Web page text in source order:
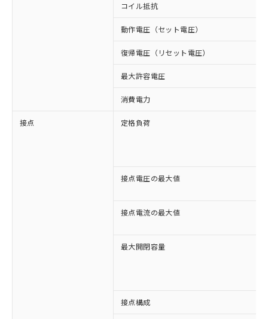
コイル抵抗
動作電圧（セット電圧）
復帰電圧（リセット電圧）
最大許容電圧
消費電力
接点 定格負荷
接点電圧の最大値
接点電流の最大値
最大開閉容量
接点構成